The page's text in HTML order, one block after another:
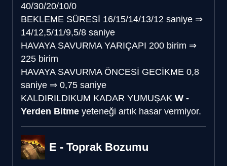
40/30/20/10/0
BEKLEME SÜRESİ 16/15/14/13/12 saniye ⇒
14/12,5/11/9,5/8 saniye
HAVAYA SAVURMA YARIÇAPI 200 birim ⇒
225 birim
HAVAYA SAVURMA ÖNCESİ GECİKME 0,8
saniye ⇒ 0,75 saniye
KALDIRILDIKUM KADAR YUMUŞAK W -
Yerden Bitme yeteneği artık hasar vermiyor.
E - Toprak Bozumu